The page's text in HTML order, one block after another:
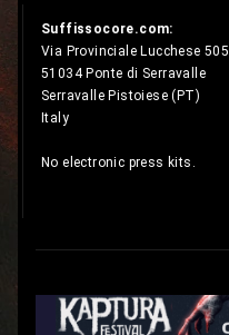
Suffissocore.com:
Via Provinciale Lucchese 505
51034 Ponte di Serravalle
Serravalle Pistoiese (PT)
Italy
No electronic press kits.